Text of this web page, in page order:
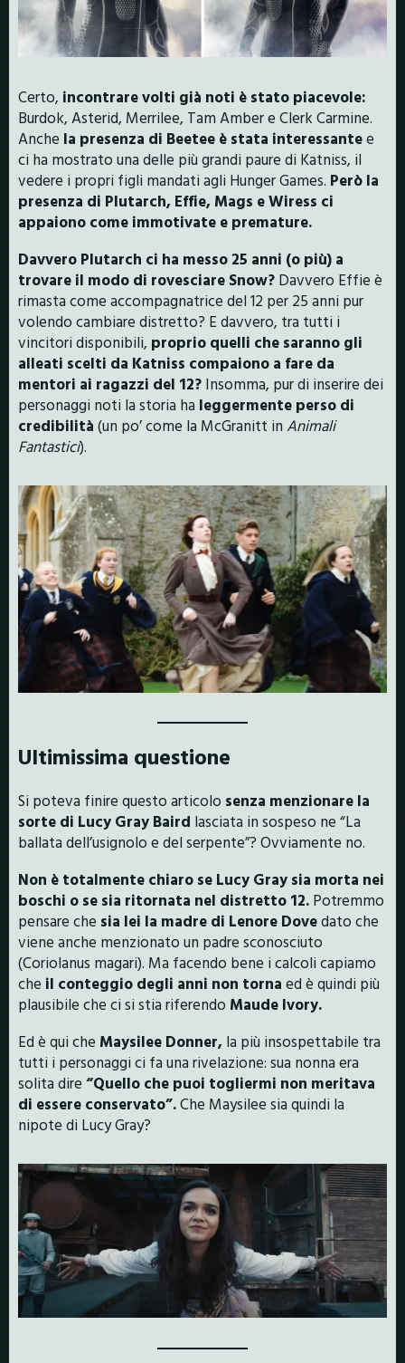
Certo, incontrare volti già noti è stato piacevole:
Burdok, Asterid, Merrilee, Tam Amber e Clerk Carmine.
Anche la presenza di Beetee è stata interessantee
ci ha mostrato una delle più grandi paure di Katniss, il
vedere i propri figli mandati agli Hunger Games. Però la
presenza di Plutarch, Effie, Mags e Wiress ci
appaiono come immotivate e premature.
Davvero Plutarch ci ha messo 25 anni (o più) a
trovare il modo di rovesciare Snow? Davvero Effie è
rimasta come accompagnatrice del 12 per 25 anni pur
volendo cambiare distretto? E davvero, tra tutti i
vincitori disponibili, proprio quelli che saranno gli
alleati scelti da Katniss compaiono a fare da
mentori ai ragazzi del 12? Insomma, pur di inserire dei
personaggi noti la storia ha leggermente perso di
credibilità (un po’ come la McGranitt in Animali
Fantastici).
Ultimissima questione
Si poteva finire questo articolo senza menzionare la
sorte di Lucy Gray Baird lasciata in sospeso ne “La
ballata dell’usignolo e del serpente”? Ovviamente no.
Non è totalmente chiaro se Lucy Gray sia morta nei
boschi o se sia ritornata nel distretto 12. Potremmo
pensare che sia lei la madre di Lenore Dovedato che
viene anche menzionato un padre sconosciuto
(Coriolanus magari). Ma facendo bene i calcoli capiamo
che il conteggio degli anni non torna ed è quindi più
plausibile che ci si stia riferendo Maude Ivory.
Ed è qui che Maysilee Donner, la più insospettabile tra
tutti i personaggi ci fa una rivelazione: sua nonna era
solita dire “Quello che puoi togliermi non meritava
di essere conservato”.Che Maysilee sia quindi la
nipote di Lucy Gray?